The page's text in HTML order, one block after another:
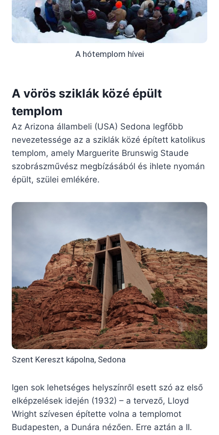
A hótemplom hívei
A vörös sziklák közé épült
templom
Az Arizona állambeli (USA) Sedona legfőbb
nevezetessége az a sziklák közé épített katolikus
templom, amely Marguerite Brunswig Staude
szobrászművész megbízásából és ihlete nyomán
épült, szülei emlékére.
Szent Kereszt kápolna, Sedona
Igen sok lehetséges helyszínről esett szó az első
elképzelések idején (1932) – a tervező, Lloyd
Wright szívesen építette volna a templomot
Budapesten, a Dunára nézően. Erre aztán a II.